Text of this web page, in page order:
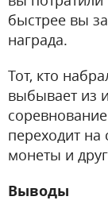
быстрее вы
награда.
Тот, кто
выбывает из
переходит
монеты и
Выводы